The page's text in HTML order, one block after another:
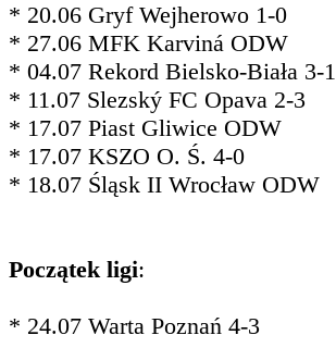
* 20.06 Gryf Wejherowo 1-0
* 27.06 MFK Karviná ODW
* 04.07 Rekord Bielsko-Biała 3-1
* 11.07 Slezský FC Opava 2-3
* 17.07 Piast Gliwice ODW
* 17.07 KSZO O. Ś. 4-0
* 18.07 Śląsk II Wrocław ODW
Początek ligi:
* 24.07 Warta Poznań 4-3